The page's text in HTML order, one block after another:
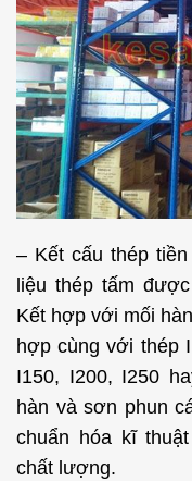
– Kết cấu thép
liệu thép tấm
Kết hợp với mối
hợp cùng với thép
I150, I200, I250
hàn và sơn phun
chuẩn hóa kĩ
chất lượng.